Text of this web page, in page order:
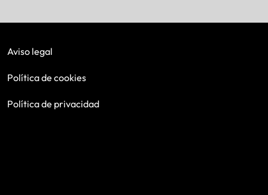
Aviso legal
Política de cookies
Política de privacidad